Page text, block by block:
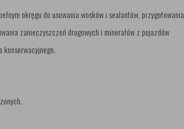
okręgu do usuwania wosków i sealantów, przygotowania
zanieczyszczeń drogowych i minerałów z pojazdów
konserwacyjnego.